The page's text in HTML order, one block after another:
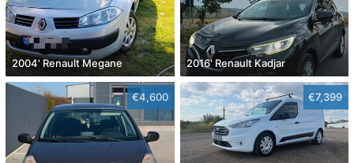
2004' Renault Megane 2016' Renault Kadjar
€4,600 €7,399